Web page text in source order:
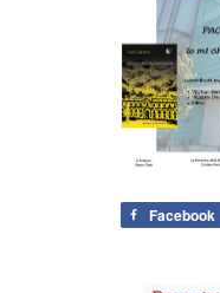
Facebook